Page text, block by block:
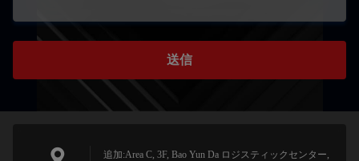
送信
追加:Area C, 3F, Bao Yun Da ロジスティックセンター,